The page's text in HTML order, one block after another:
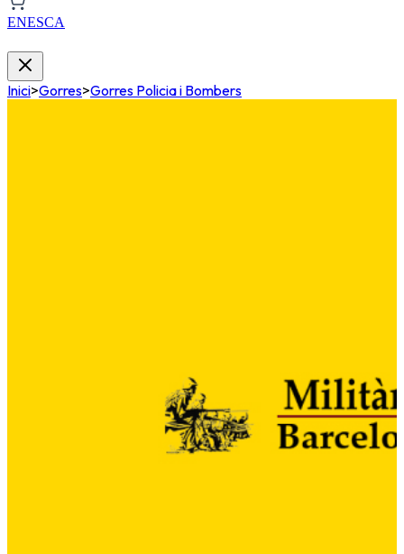
ENESCA
Inici>Gorres>Gorres Policia i Bombers